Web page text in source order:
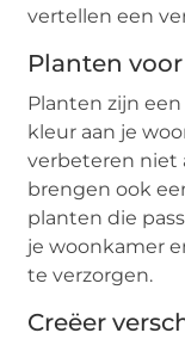
vertellen een
Planten
Planten zijn
kleur aan je
verbeteren niet
brengen ook
planten die
je woonkamer
te verzorgen.
Creëer